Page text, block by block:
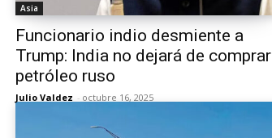
Asia
Funcionario indio desmiente a
Trump: India no dejará de comprar
petróleo ruso
Julio Valdez - octubre 16, 2025